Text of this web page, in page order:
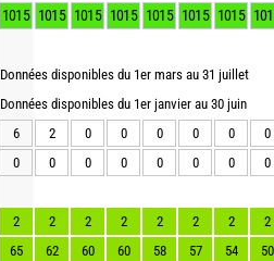
1015 1015 1015 1015 1015 1015 1015
Données disponibles du 1er mars au 31 juillet
Données disponibles du 1er janvier au 30 juin
6
2 0 0 0 0 0
0
0
0 0 0 0 0 0 0
2 2 2 2 2 2 2
2
65
62 60 60 58 57 54
50